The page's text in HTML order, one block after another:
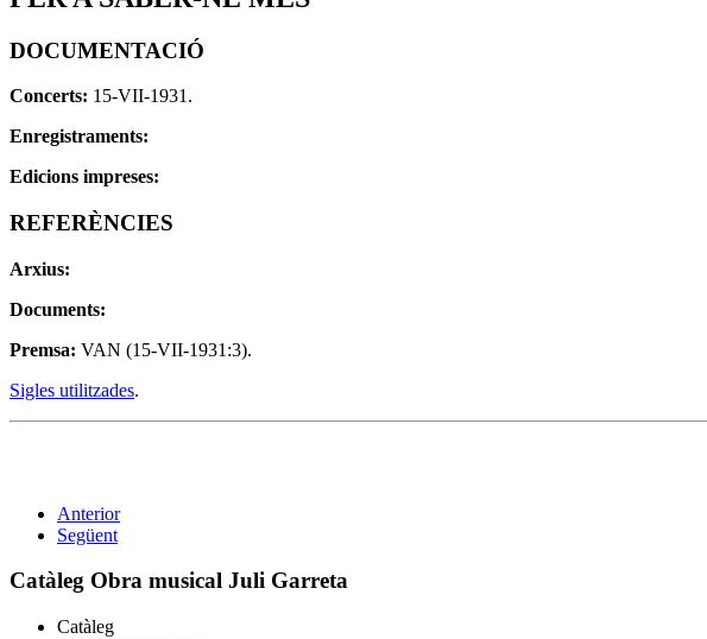
DOCUMENTACIÓ
Concerts: 15-VII-1931.
Enregistraments:
Edicions impreses:
REFERÈNCIES
Arxius:
Documents:
Premsa: VAN (15-VII-1931:3).
Sigles utilitzades.
Anterior
Següent
Catàleg Obra musical Juli Garreta
Catàleg